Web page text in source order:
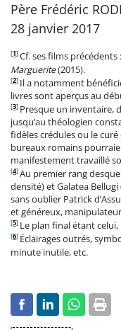
Père Frédéric
28 janvier 2017
[1] Cf. ses films précédents :
Marguerite(2015).
[2] Il a notamment
livres sont aperçus au
[3] Presque un inventaire,
jusqu’au théologien
fidèles crédules ou le
bureaux romains
manifestement travaillé
[4]Au premier rang
densité) et Galatea
sans oublier Patrick
et généreux,
[5] Le plan final étant
[6] Éclairages outrés,
minute inutile, etc.